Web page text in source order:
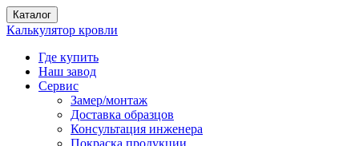
Каталог
Калькулятор кровли
Где купить
Наш завод
Сервис
Замер/монтаж
Доставка образцов
Консультация инженера
Покраска продукции